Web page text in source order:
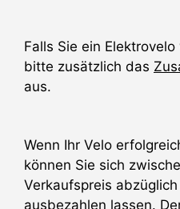
Falls Sie ein
bitte zusätzlich das
aus.
Wenn Ihr Velo
können Sie sich
Verkaufspreis abzüglich
ausbezahlen lassen.